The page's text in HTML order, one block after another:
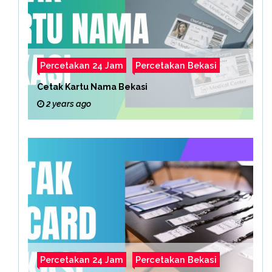
Percetakan 24 Jam Percetakan Bekasi
Cetak Kartu Nama Bekasi
2 years ago
Percetakan 24 Jam Percetakan Bekasi